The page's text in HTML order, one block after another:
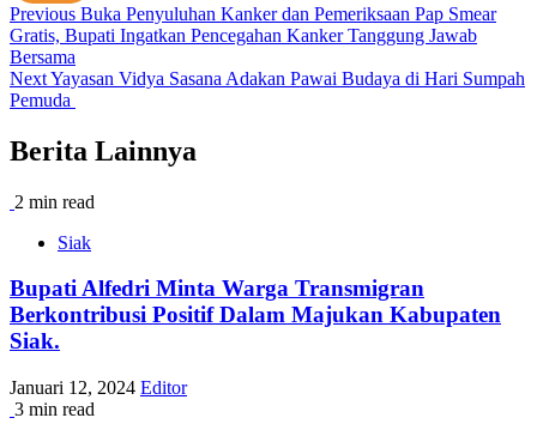
Post
navigation
Previous Buka Penyuluhan Kanker dan Pemeriksaan Pap Smear
Gratis, Bupati Ingatkan Pencegahan Kanker Tanggung Jawab
Bersama
NextYayasan Vidya Sasana Adakan Pawai Budaya di Hari Sumpah
Pemuda
Berita Lainnya
2 min read
Siak
Bupati Alfedri Minta Warga Transmigran
Berkontribusi Positif Dalam Majukan Kabupaten
Siak.
Januari 12, 2024 Editor
3 min read